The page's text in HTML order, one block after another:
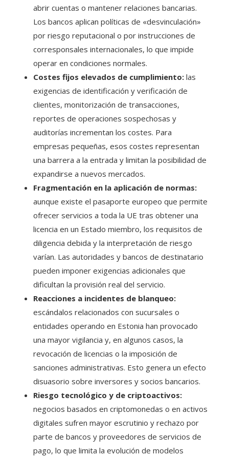
abrir cuentas o mantener relaciones bancarias.
Los bancos aplican políticas de «desvinculación»
por riesgo reputacional o por instrucciones de
corresponsales internacionales, lo que impide
operar en condiciones normales.
Costes fijos elevados de cumplimiento: las
exigencias de identificación y verificación de
clientes, monitorización de transacciones,
reportes de operaciones sospechosas y
auditorías incrementan los costes. Para
empresas pequeñas, esos costes representan
una barrera a la entrada y limitan la posibilidad de
expandirse a nuevos mercados.
Fragmentación en la aplicación de normas:
aunque existe el pasaporte europeo que permite
ofrecer servicios a toda la UE tras obtener una
licencia en un Estado miembro, los requisitos de
diligencia debida y la interpretación de riesgo
varían. Las autoridades y bancos de destinatario
pueden imponer exigencias adicionales que
dificultan la provisión real del servicio.
Reacciones a incidentes de blanqueo:
escándalos relacionados con sucursales o
entidades operando en Estonia han provocado
una mayor vigilancia y, en algunos casos, la
revocación de licencias o la imposición de
sanciones administrativas. Esto genera un efecto
disuasorio sobre inversores y socios bancarios.
Riesgo tecnológico y de criptoactivos:
negocios basados en criptomonedas o en activos
digitales sufren mayor escrutinio y rechazo por
parte de bancos y proveedores de servicios de
pago, lo que limita la evolución de modelos